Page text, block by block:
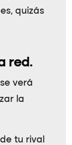
quizás
red.
verá
la
tu rival